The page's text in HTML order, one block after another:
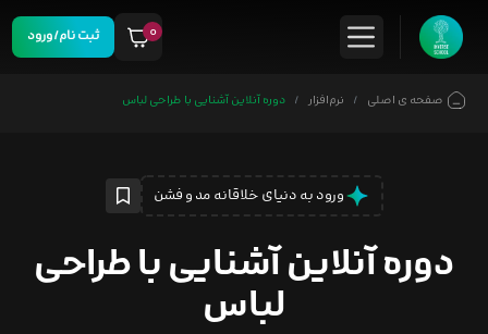
ثبت نام/ورود ۰
صفحه ی اصلی نرم‌افزار دوره آنلاین آشنایی با طراحی لباس
ورود به دنیای خلاقانه مد و فشن
دوره آنلاین آشنایی با طراحی
لباس